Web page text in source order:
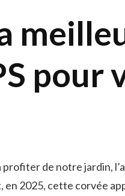
pour
de notre jardin,
2025, cette corvée